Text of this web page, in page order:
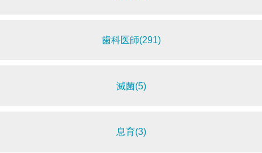
歯科医師(291)
滅菌(5)
息育(3)